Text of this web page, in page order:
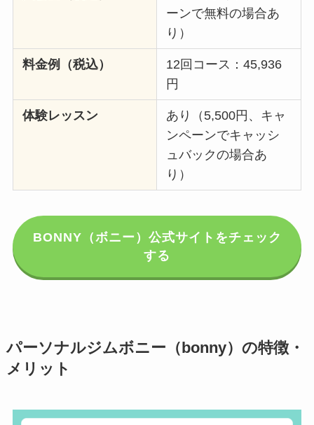
ーンで無料の場合あ
り）
料金例（税込）
12回コース：45,936
円
体験レッスン
あり（5,500円、キャ
ンペーンでキャッシ
ュバックの場合あ
り）
BONNY（ボニー）公式サイトをチェック
する
パーソナルジムボニー（bonny）の特徴・
メリット